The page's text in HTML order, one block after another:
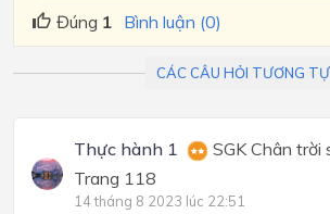
Đúng 1 Bình luận (0)
CÁC CÂU HỎI TƯƠNG TỰ
Thực hành 1
SGK Chân trời
Trang 118
14 tháng 8 2023 lúc 22:51